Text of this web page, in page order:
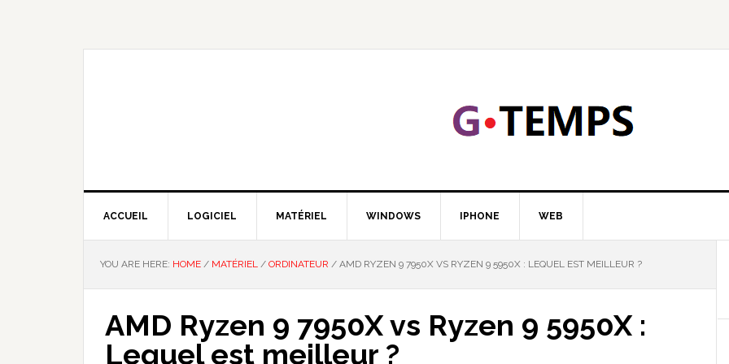
ACCUEIL LOGICIEL MATÉRIEL WINDOWS IPHONE WEB
YOU ARE HERE: HOME / MATÉRIEL / ORDINATEUR / AMD RYZEN 9 7950X VS RYZEN 9 5950X : LEQUEL EST MEILLEUR ?
AMD Ryzen 9 7950X vs Ryzen 9 5950X :
Lequel est meilleur ?